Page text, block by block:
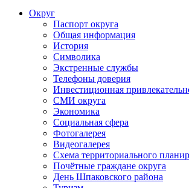
Округ
Паспорт округа
Общая информация
История
Символика
Экстренные службы
Телефоны доверия
Инвестиционная
СМИ округа
Экономика
Социальная сфера
Фотогалерея
Видеогалерея
Схема территориального
Почётные граждане округа
День Шпаковского района